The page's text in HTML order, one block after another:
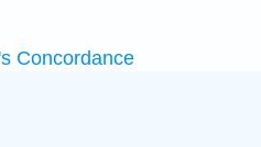
Concordance